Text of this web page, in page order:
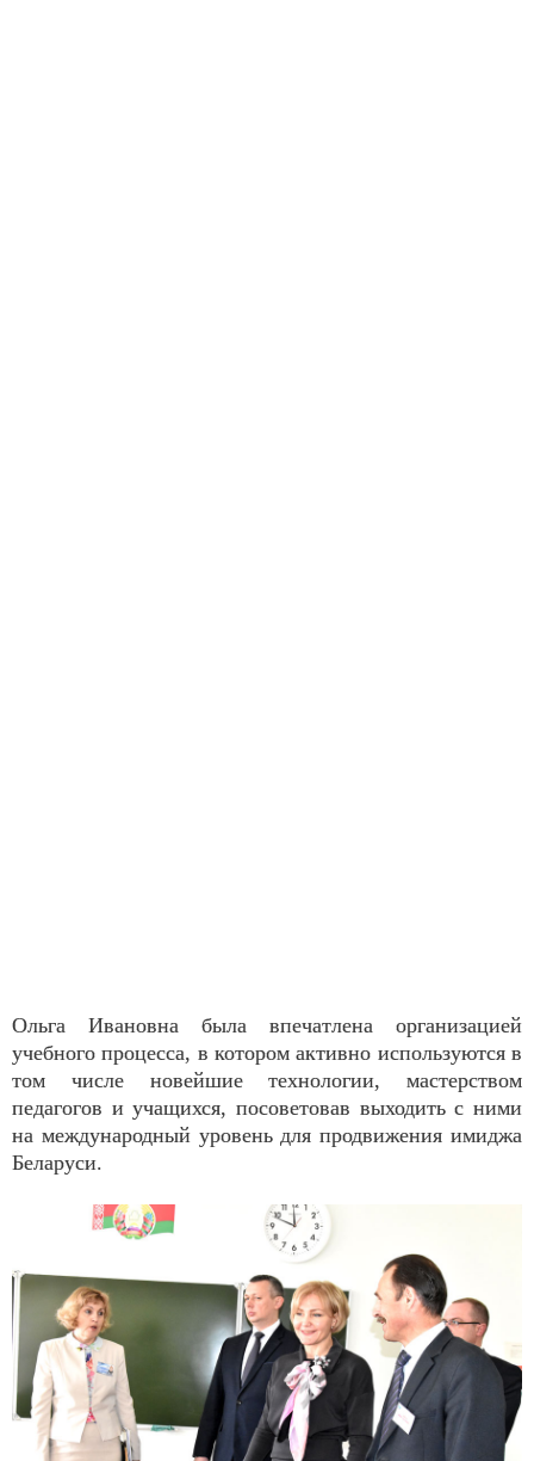
Ольга Ивановна была впечатлена организацией
учебного процесса, в котором активно используются в
том числе новейшие технологии, мастерством
педагогов и учащихся, посоветовав выходить с ними
на международный уровень для продвижения имиджа
Беларуси.